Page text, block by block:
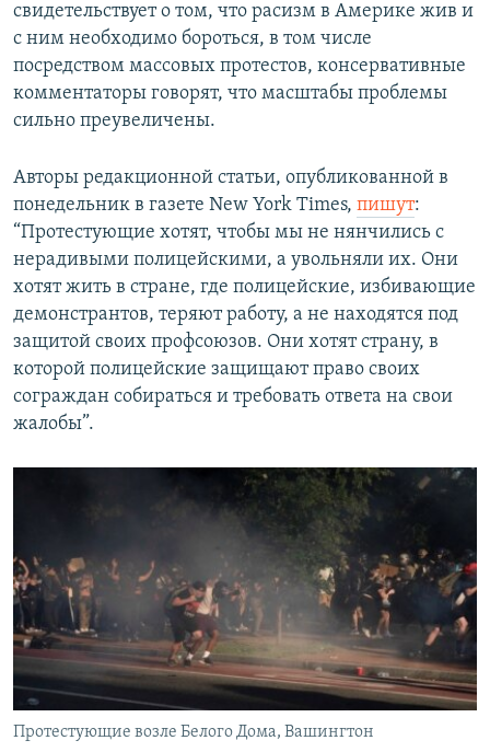
свидетельствует о том, что расизм в Америке жив и
с ним необходимо бороться, в том числе
посредством массовых протестов, консервативные
комментаторы говорят, что масштабы проблемы
сильно преувеличены.
Авторы редакционной статьи, опубликованной в
понедельник в газете New York Times, пишут:
“Протестующие хотят, чтобы мы не нянчились с
нерадивыми полицейскими, а увольняли их. Они
хотят жить в стране, где полицейские, избивающие
демонстрантов, теряют работу, а не находятся под
защитой своих профсоюзов. Они хотят страну, в
которой полицейские защищают право своих
сограждан собираться и требовать ответа на свои
жалобы”.
Протестующие возле Белого Дома, Вашингтон